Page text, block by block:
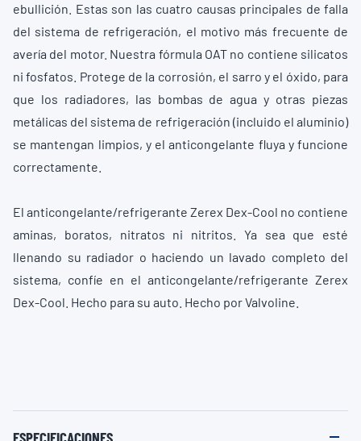
ebullición. Estas son las cuatro causas principales de falla
del sistema de refrigeración, el motivo más frecuente de
avería del motor. Nuestra fórmula OAT no contiene silicatos
ni fosfatos. Protege de la corrosión, el sarro y el óxido, para
que los radiadores, las bombas de agua y otras piezas
metálicas del sistema de refrigeración (incluido el aluminio)
se mantengan limpios, y el anticongelante fluya y funcione
correctamente.
El anticongelante/refrigerante Zerex Dex-Cool no contiene
aminas, boratos, nitratos ni nitritos. Ya sea que esté
llenando su radiador o haciendo un lavado completo del
sistema, confíe en el anticongelante/refrigerante Zerex
Dex-Cool. Hecho para su auto. Hecho por Valvoline.
ESPECIFICACIONES